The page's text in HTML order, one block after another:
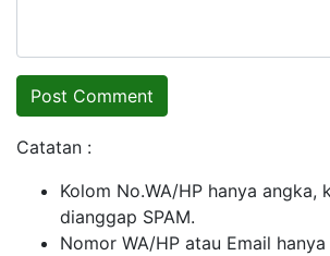
Catatan :
Kolom No.WA/HP hanya angka,
dianggap SPAM.
Nomor WA/HP atau Email